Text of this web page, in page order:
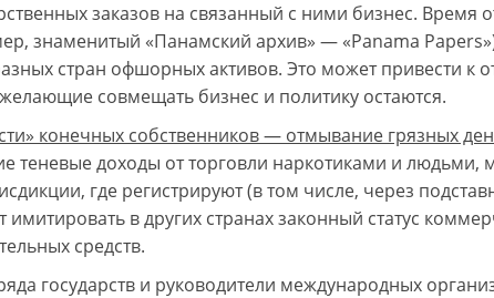
заказов на связанный с ними бизнес. Время
знаменитый «Панамский архив» — «Panama
стран офшорных активов. Это может привести к
совмещать бизнес и политику остаются.
конечных собственников — отмывание грязных
теневые доходы от торговли наркотиками и людьми,
где регистрируют (в том числе, через
в других странах законный статус
средств.
государств и руководители международных